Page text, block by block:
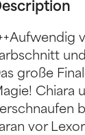
große
Chiara
vor